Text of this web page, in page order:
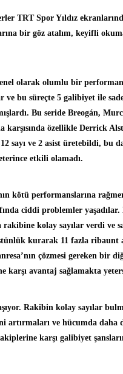
TRT Spor Yıldız
bir göz atalım, keyifli
olarak olumlu bir
bu süreçte 5 galibiyet ile
Bu seride Breogán,
özellikle Derrick
sayı ve 2 asist üretebildi, bu
etkili olamadı.
kötü performanslarına
ciddi problemler
kolay sayılar verdi ve
kurarak 11 fazla ribaunt
çözmesi gereken bir
karşı avantaj sağlamakta
Rakibin kolay sayılar
artırmaları ve hücumda daha
karşı galibiyet